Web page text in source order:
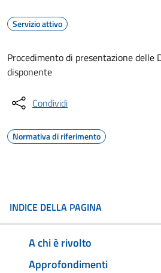
Servizio attivo
Procedimento di presentazione delle
disponente
Condividi
Normativa di riferimento
INDICE DELLA PAGINA
A chi è rivolto
Approfondimenti